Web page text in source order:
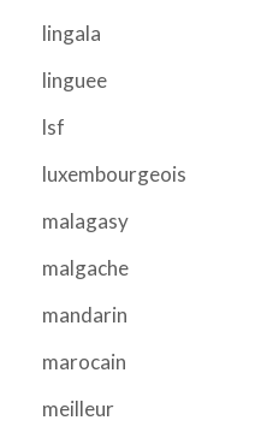
lingala
linguee
lsf
luxembourgeois
malagasy
malgache
mandarin
marocain
meilleur